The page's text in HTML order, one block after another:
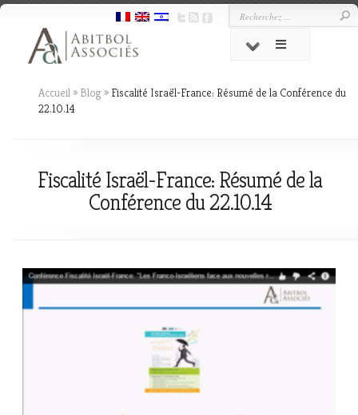
Accueil » Blog » Fiscalité Israël-France: Résumé de la Conférence du
22.10.14
Fiscalité Israël-France: Résumé de la
Conférence du 22.10.14